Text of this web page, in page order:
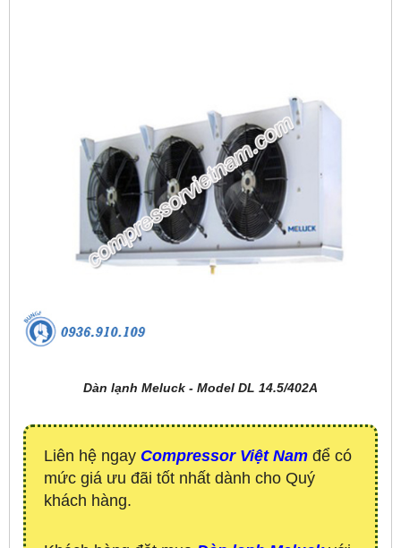
Dàn lạnh Meluck - Model DL 14.5/402A
Liên hệ ngay Compressor Việt Nam để có
mức giá ưu đãi tốt nhất dành cho Quý
khách hàng.